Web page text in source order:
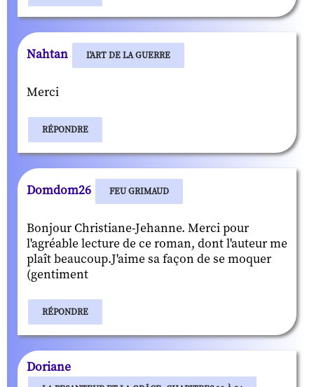
Nahtan L'ART DE LA GUERRE
Merci
RÉPONDRE
Domdom26 FEU GRIMAUD
Bonjour Christiane-Jehanne. Merci pour
l'agréable lecture de ce roman, dont l'auteur me
plaît beaucoup.J'aime sa façon de se moquer
(gentiment
RÉPONDRE
Doriane